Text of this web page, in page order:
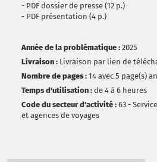
- PDF dossier de presse (12 p.)
- PDF présentation (4 p.)
Année de la problématique : 2025
Livraison : Livraison par lien de
Nombre de pages : 14 avec 5 page(s)
Temps d'utilisation : de 4 à 6 heures
Code du secteur d'activité : 63 -
et agences de voyages